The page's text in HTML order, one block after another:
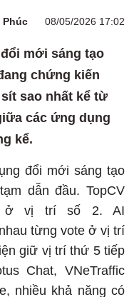
Phúc 08/05/2026 17:02
mới sáng tạo
chứng kiến
sao nhất kể từ
các ứng dụng
kể.
đổi mới sáng tạo
dẫn đầu. TopCV
ở vị trí số 2. AI
từng vote ở vị trí
giữ vị trí thứ 5 tiếp
Chat, VNeTraffic
nhiều khả năng có